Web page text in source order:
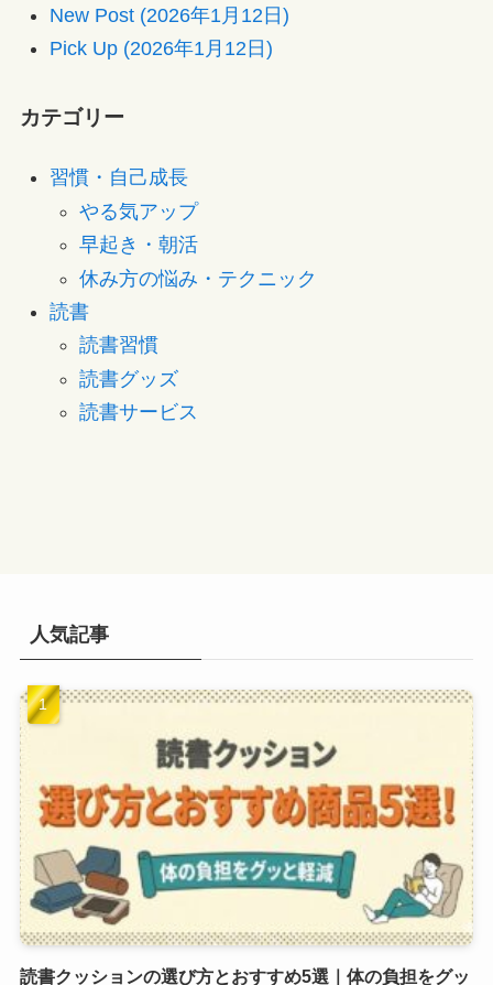
New Post (2026年1月12日)
Pick Up (2026年1月12日)
カテゴリー
習慣・自己成長
やる気アップ
早起き・朝活
休み方の悩み・テクニック
読書
読書習慣
読書グッズ
読書サービス
人気記事
読書クッションの選び方とおすすめ5選｜体の負担をグッ